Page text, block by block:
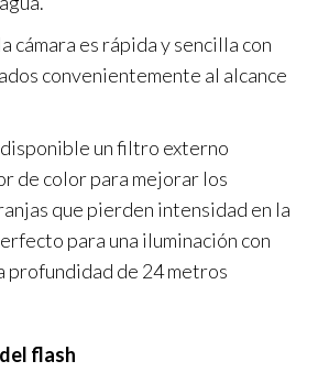
cámara es rápida y sencilla con
convenientemente al alcance
un filtro externo
de color para mejorar los
que pierden intensidad en la
para una iluminación con
profundidad de 24 metros
flash